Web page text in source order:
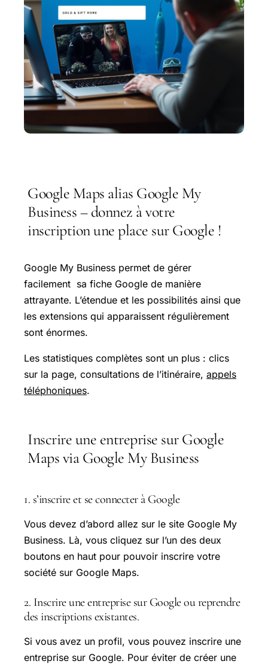
Google Maps alias Google My
Business – donnez à votre
inscription une place sur Google !
Google My Business permet de gérer
facilement sa fiche Google de manière
attrayante. L’étendue et les possibilités ainsi que
les extensions qui apparaissent régulièrement
sont énormes.
Les statistiques complètes sont un plus : clics
sur la page, consultations de l’itinéraire, appels
téléphoniques.
Inscrire une entreprise sur Google
Maps via Google My Business
1. s’inscrire et se connecter à Google
Vous devez d’abord allez sur le site Google My
Business. Là, vous cliquez sur l’un des deux
boutons en haut pour pouvoir inscrire votre
société sur Google Maps.
2. Inscrire une entreprise sur Google ou reprendre
des inscriptions existantes.
Si vous avez un profil, vous pouvez inscrire une
entreprise sur Google. Pour éviter de créer une